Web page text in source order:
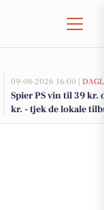
09-08-2026 16:00 |
Spier PS vin til 39 kr.
kr. - tjek de lokale